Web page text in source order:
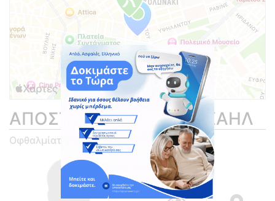
ΑΠΟΣΤΟΛΟΠΟΥΛΟΣ ΜΙΧΑΗΛ
Οφθαλμίατρος